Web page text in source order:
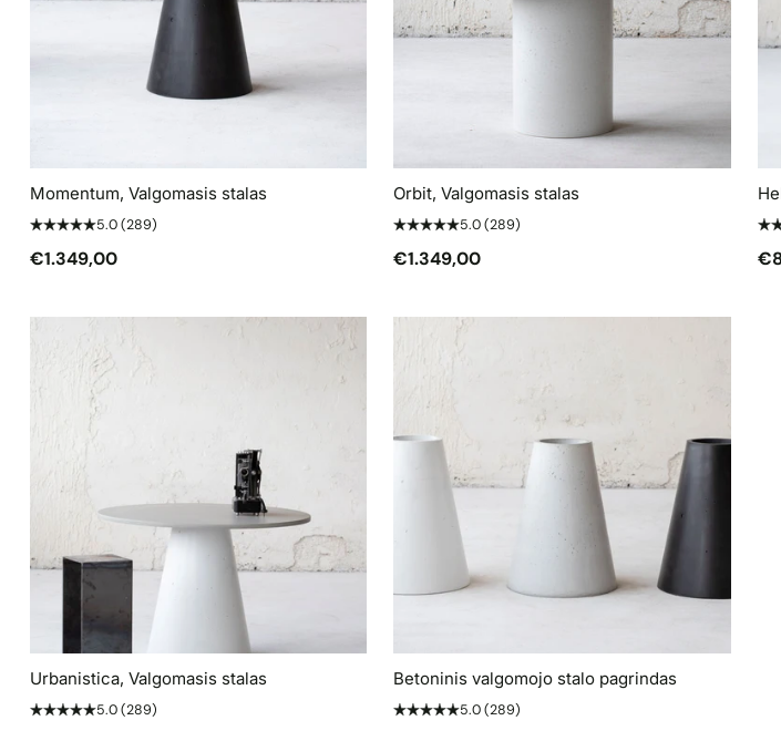
Momentum, Valgomasis stalas
5.0(289)
€1.349,00
Orbit, Valgomasis stalas
5.0 (289)
€1.349,00
Urbanistica, Valgomasis stalas
5.0(289)
Betoninis valgomojo stalo pagrindas
5.0 (289)